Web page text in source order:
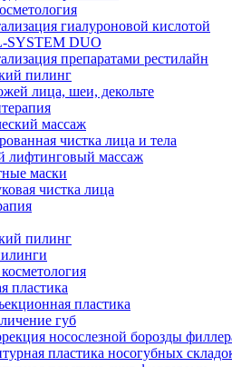
гиалуроновой кислотой
SYSTEM DUO
препаратами рестилайн
пилинг
лица, шеи, декольте
массаж
чистка лица и тела
лифтинговый массаж
маски
чистка лица
пилинг
пластика
пластика
губ
носослезной борозды
пластика носогубных